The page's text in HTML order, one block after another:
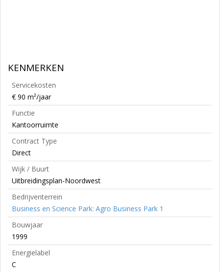
KENMERKEN
Servicekosten
€ 90 m²/jaar
Functie
Kantoorruimte
Contract Type
Direct
Wijk / Buurt
Uitbreidingsplan-Noordwest
Bedrijventerrein
Business en Science Park: Agro Business Park 1
Bouwjaar
1999
Energielabel
C